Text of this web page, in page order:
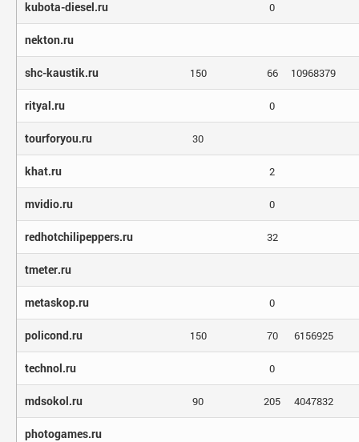
kubota-diesel.ru 0
nekton.ru
shc-kaustik.ru 150 66 10968379
rityal.ru 0
tourforyou.ru 30
khat.ru 2
mvidio.ru 0
redhotchilipeppers.ru 32
tmeter.ru
metaskop.ru 0
policond.ru 150 70 6156925
technol.ru 0
mdsokol.ru 90 205 4047832
photogames.ru